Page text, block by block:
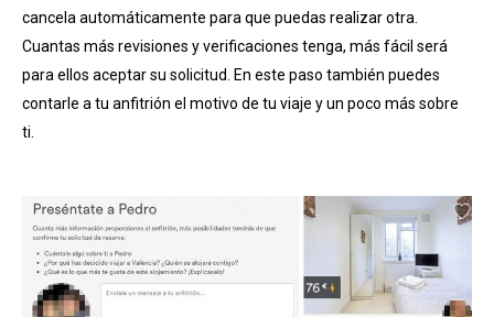
cancela automáticamente para que puedas realizar otra.
Cuantas más revisiones y verificaciones tenga, más fácil será
para ellos aceptar su solicitud. En este paso también puedes
contarle a tu anfitrión el motivo de tu viaje y un poco más sobre
ti.